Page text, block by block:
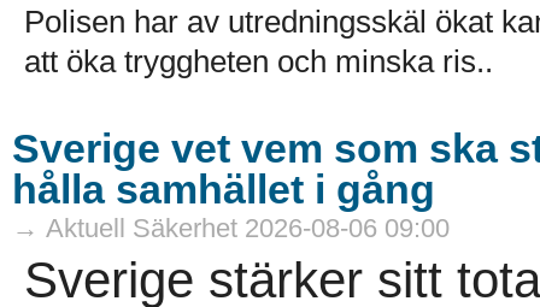
Polisen har av utredningsskäl ökat
att öka tryggheten och minska ris..
Sverige vet vem som ska
hålla samhället i gång
→ Aktuell Säkerhet 2026-08-06 09:00
Sverige stärker sitt